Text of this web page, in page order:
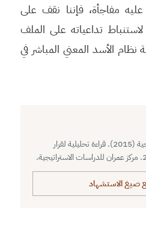
مفاجأة، فإننا نقف على
تداعياته على الملف
الأسد المعني المباشر في
مركز عمران للدراسات الاستراتيجية (2015). قراءة تحليلية لقرار
الاستشهاد